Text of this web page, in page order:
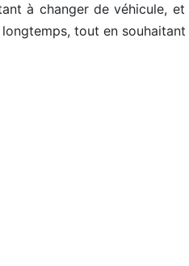
à changer de véhicule,
longtemps, tout en